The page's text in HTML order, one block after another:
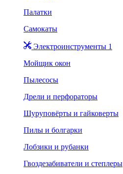
Палатки
Самокаты
Электроинструменты 1
Мойщик окон
Пылесосы
Дрели и перфораторы
Шуруповёрты и гайковерты
Пилы и болгарки
Лобзики и рубанки
Гвоздезабиватели и степлеры